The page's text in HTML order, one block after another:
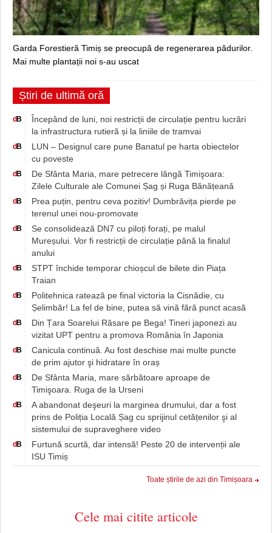
Garda Forestieră Timiș se preocupă de regenerarea pădurilor.
Mai multe plantații noi s-au uscat
Știri de ultimă oră
d B
Începând de luni, noi restricții de circulație pentru lucrări
la infrastructura rutieră și la liniile de tramvai
d B
LUN – Designul care pune Banatul pe harta obiectelor
cu poveste
d B
De Sfânta Maria, mare petrecere lângă Timişoara:
Zilele Culturale ale Comunei Șag și Ruga Bănățeană
d B
Prea puțin, pentru ceva pozitiv! Dumbrăvița pierde pe
terenul unei nou-promovate
d B
Se consolidează DN7 cu piloți forați, pe malul
Mureșului. Vor fi restricții de circulație până la finalul
anului
d B
STPT închide temporar chioșcul de bilete din Piața
Traian
d B
Politehnica ratează pe final victoria la Cisnădie, cu
Șelimbăr! La fel de bine, putea să vină fără punct acasă
d B
Din Țara Soarelui Răsare pe Bega! Tineri japonezi au
vizitat UPT pentru a promova România în Japonia
d B
Canicula continuă. Au fost deschise mai multe puncte
de prim ajutor şi hidratare în oraș
d B
De Sfânta Maria, mare sărbătoare aproape de
Timişoara. Ruga de la Urseni
d B
A abandonat deşeuri la marginea drumului, dar a fost
prins de Poliția Locală Șag cu sprijinul cetățenilor şi al
sistemului de supraveghere video
d B
Furtună scurtă, dar intensă! Peste 20 de intervenții ale
ISU Timiș
Toate știrile de azi din Timișoara
Cele mai citite articole